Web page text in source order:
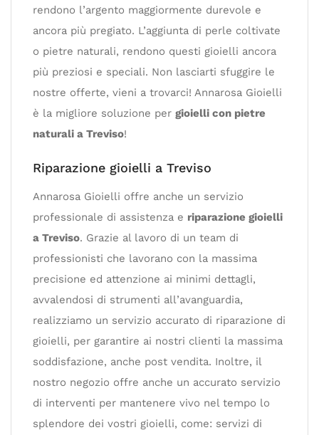
rendono l’argento maggiormente durevole e
ancora più pregiato. L’aggiunta di perle coltivate
o pietre naturali, rendono questi gioielli ancora
più preziosi e speciali. Non lasciarti sfuggire le
nostre offerte, vieni a trovarci! Annarosa Gioielli
è la migliore soluzione per gioielli con pietre
naturali a Treviso!
Riparazione gioielli a Treviso
Annarosa Gioielli offre anche un servizio
professionale di assistenza e riparazione gioielli
a Treviso. Grazie al lavoro di un team di
professionisti che lavorano con la massima
precisione ed attenzione ai minimi dettagli,
avvalendosi di strumenti all’avanguardia,
realizziamo un servizio accurato di riparazione di
gioielli, per garantire ai nostri clienti la massima
soddisfazione, anche post vendita. Inoltre, il
nostro negozio offre anche un accurato servizio
di interventi per mantenere vivo nel tempo lo
splendore dei vostri gioielli, come: servizi di